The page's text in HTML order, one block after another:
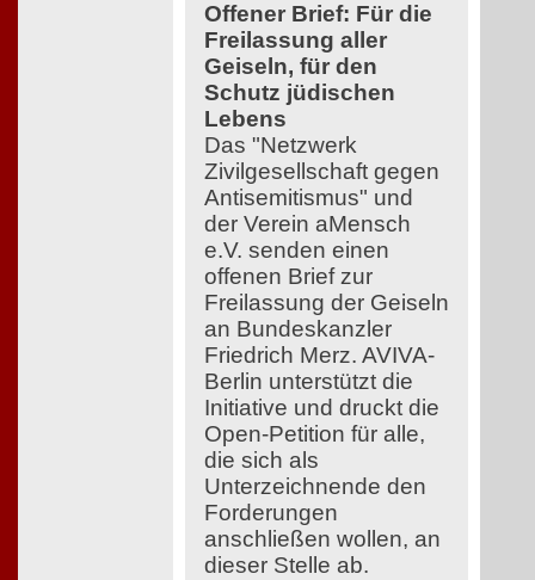
Offener Brief: Für die
Freilassung aller
Geiseln, für den
Schutz jüdischen
Lebens
Das "Netzwerk
Zivilgesellschaft gegen
Antisemitismus" und
der Verein aMensch
e.V. senden einen
offenen Brief zur
Freilassung der Geiseln
an Bundeskanzler
Friedrich Merz. AVIVA-
Berlin unterstützt die
Initiative und druckt die
Open-Petition für alle,
die sich als
Unterzeichnende den
Forderungen
anschließen wollen, an
dieser Stelle ab.